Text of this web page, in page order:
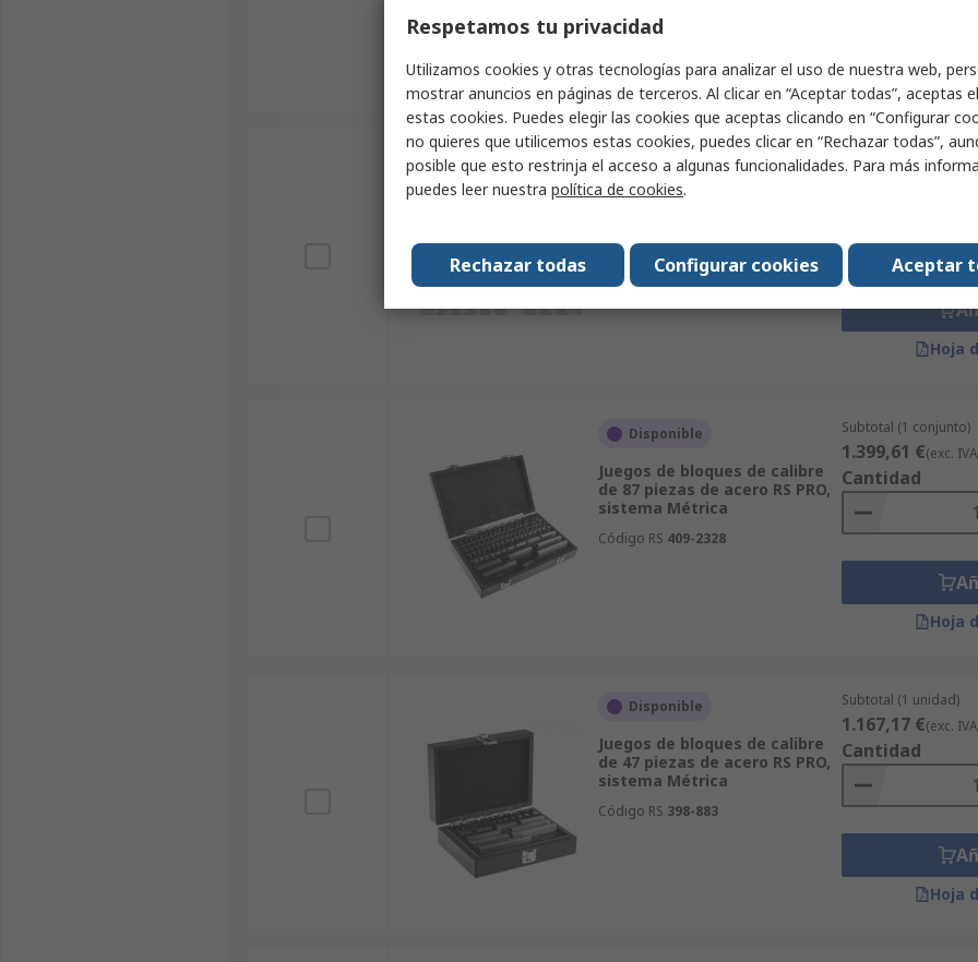
Hoja
Disponible
Medición de precisión
Imperial
Código RS387-0111
Subtotal (1 conjunto)
48,43 €
Hoja
Disponible
Juegos de bloques de calibre
de 87 piezas de acero RS PRO,
sistema Métrica
Código RS 409-2328
Subtotal (1 conjunto)
1.399,61 €(exc.
Cantidad
Hoja
Disponible
Juegos de bloques de calibre
de 47 piezas de acero RS PRO,
sistema Métrica
Código RS 398-883
Subtotal (1 unidad)
1.167,17 €(exc.
Cantidad
Hoja
Respetamos tu privacidad
Utilizamos cookies y otras tecnologías para analizar el uso de nuestra web,
mostrar anuncios en páginas de terceros. Al clicar en “Aceptar todas”, aceptas
estas cookies. Puedes elegir las cookies que aceptas clicando en “Configurar
no quieres que utilicemos estas cookies, puedes clicar en “Rechazar todas”,
posible que esto restrinja el acceso a algunas funcionalidades. Para más
puedes leer nuestra política de cookies.
Aceptar
Configurar cookies
Rechazar todas